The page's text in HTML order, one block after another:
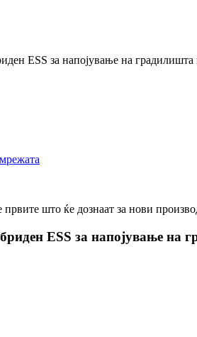
ESS за напојување на
првите што ќе дознаат за нови
ESS за напојување на